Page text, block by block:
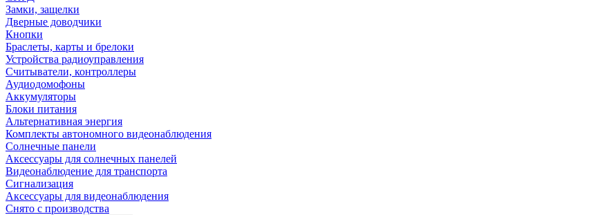
Замки, защелки
Дверные доводчики
Кнопки
Браслеты, карты и брелоки
Устройства радиоуправления
Считыватели, контроллеры
Аудиодомофоны
Аккумуляторы
Блоки питания
Альтернативная энергия
Комплекты автономного видеонаблюдения
Солнечные панели
Аксессуары для солнечных панелей
Видеонаблюдение для транспорта
Сигнализация
Аксессуары для видеонаблюдения
Снято с производства